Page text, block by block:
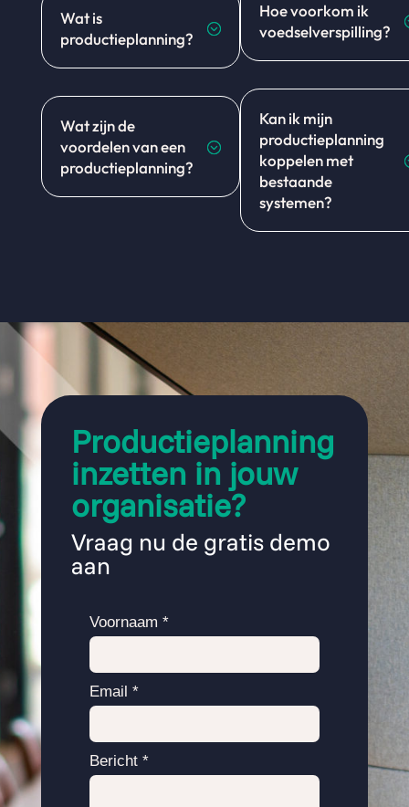
;
Wat is
productieplanning?
;
Wat zijn de
voordelen van een
productieplanning?
Hoe voorkom ik
voedselverspilling?
Kan ik mijn
productieplanning
koppelen met
bestaande
systemen?
Productieplanning
inzetten in jouw
organisatie?
Vraag nu de gratis demo
aan